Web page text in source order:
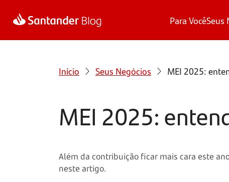
Para VocêSeus
Início Seus Negócios MEI 2025:
MEI 2025:
Além da contribuição ficar mais cara este
neste artigo.